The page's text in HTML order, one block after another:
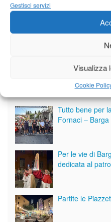
Gestisci servizi
Visualizza
Cookie
Giornale di Barga Tv
Tutto bene per
Fornaci – Barga
Per le vie di
dedicata al
Partite le